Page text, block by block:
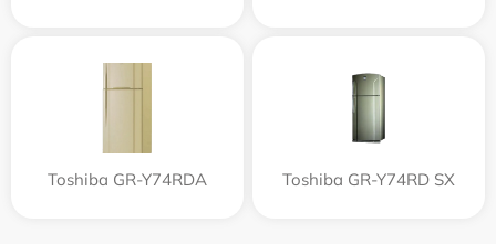
Toshiba GR-Y74RDA Toshiba GR-Y74RD SX